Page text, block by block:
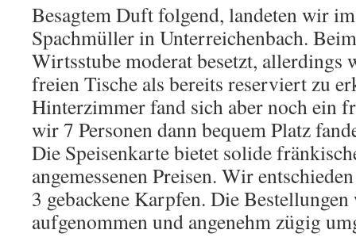
Besagtem Duft folgend, landeten wir
Spachmüller in Unterreichenbach.
Wirtsstube moderat besetzt, allerdings
freien Tische als bereits reserviert zu
Hinterzimmer fand sich aber noch ein
wir 7 Personen dann bequem Platz
Die Speisenkarte bietet solide
angemessenen Preisen. Wir
3 gebackene Karpfen. Die
aufgenommen und angenehm zügig